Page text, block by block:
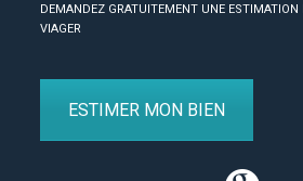
DEMANDEZ GRATUITEMENT UNE ESTIMATION
VIAGER
ESTIMER MON BIEN